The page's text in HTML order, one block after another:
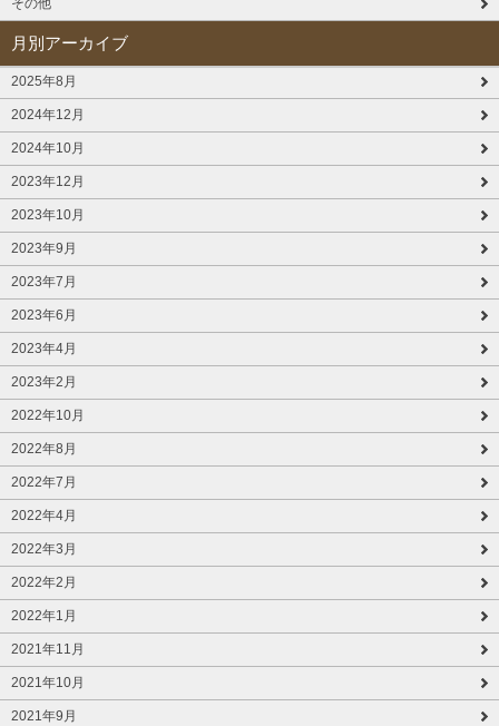
その他
月別アーカイブ
2025年8月
2024年12月
2024年10月
2023年12月
2023年10月
2023年9月
2023年7月
2023年6月
2023年4月
2023年2月
2022年10月
2022年8月
2022年7月
2022年4月
2022年3月
2022年2月
2022年1月
2021年11月
2021年10月
2021年9月